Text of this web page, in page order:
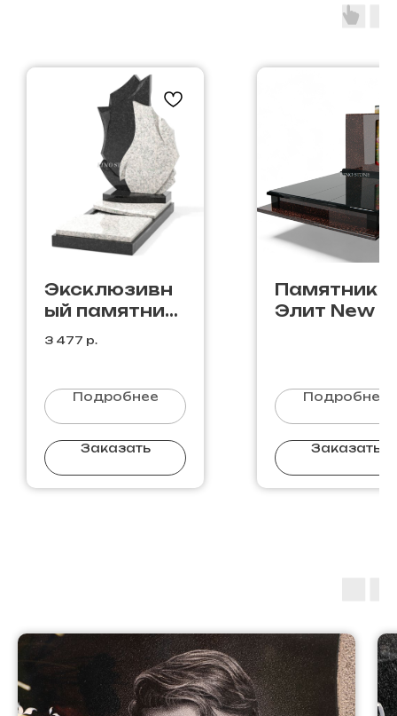
Эксклюзивн
ый памятник
Э-51
3 477 р.
Подробнее
Заказать
Памятник
Элит New
Подробнее
Заказать